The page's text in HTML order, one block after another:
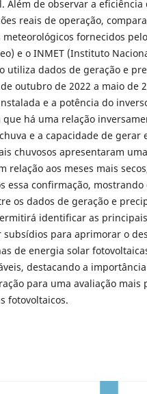
Além de observar a eficiência
reais de operação,
fornecidos
e o INMET (Instituto
utiliza dados de geração e
outubro de 2022 a maio de
e a potência do
há uma relação
e a capacidade de gerar
chuvosos apresentaram
relação aos meses mais
essa confirmação,
os dados de geração e
identificar as
para aprimorar o
de energia solar
destacando a
para uma avaliação mais
fotovoltaicos.